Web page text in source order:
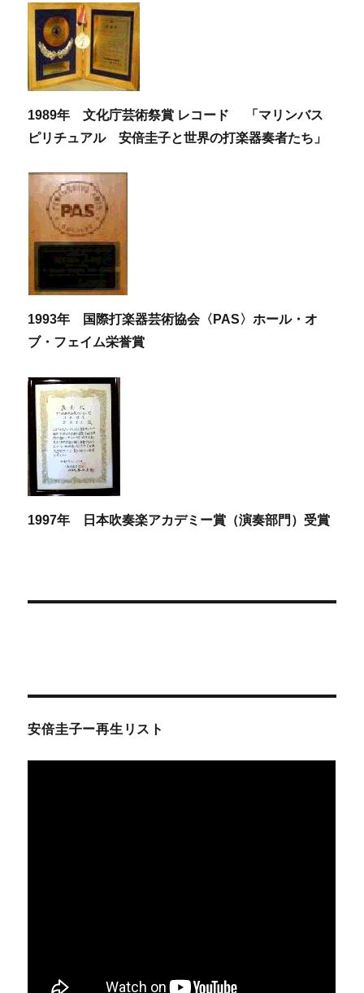
1989年 文化庁芸術祭賞 レコード 「マリンバス
ピリチュアル 安倍圭子と世界の打楽器奏者たち」
1993年 国際打楽器芸術協会〈PAS〉ホール・オ
ブ・フェイム栄誉賞
1997年 日本吹奏楽アカデミー賞（演奏部門）受賞
安倍圭子ー再生リスト